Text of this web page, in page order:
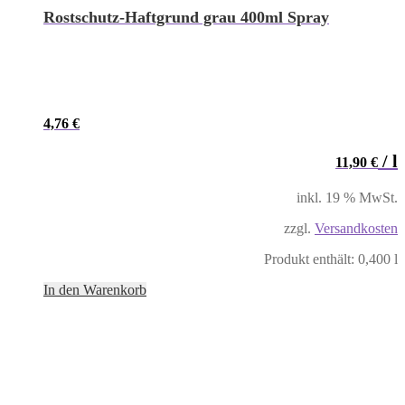
Rostschutz-Haftgrund grau 400ml Spray
4,76 €
11,90 € / l
inkl. 19 % MwSt.
zzgl. Versandkosten
Produkt enthält: 0,400 l
In den Warenkorb